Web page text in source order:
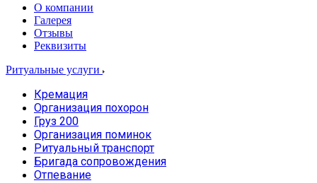
О компании
Галерея
Отзывы
Реквизиты
Ритуальные услуги
Кремация
Организация похорон
Груз 200
Организация поминок
Ритуальный транспорт
Бригада сопровождения
Отпевание